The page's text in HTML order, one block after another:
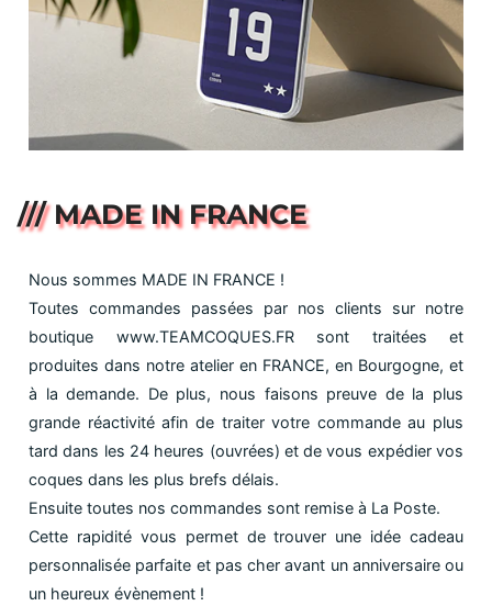
/// MADE IN FRANCE
Nous sommes MADE IN FRANCE !
Toutes commandes passées par nos clients sur notre
boutique www.TEAMCOQUES.FR sont traitées et
produites dans notre atelier en FRANCE, en Bourgogne, et
à la demande. De plus, nous faisons preuve de la plus
grande réactivité afin de traiter votre commande au plus
tard dans les 24 heures (ouvrées) et de vous expédier vos
coques dans les plus brefs délais.
Ensuite toutes nos commandes sont remise à La Poste.
Cette rapidité vous permet de trouver une idée cadeau
personnalisée parfaite et pas cher avant un anniversaire ou
un heureux évènement !